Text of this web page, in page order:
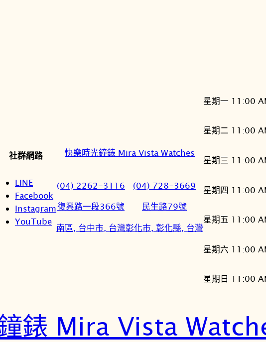
社群網路
LINE
Facebook
Instagram
YouTube
快樂時光鐘錶 Mira Vista Watches
(04) 2262-3116
復興路一段366號
南區, 台中市, 台灣
(04) 728-3669
民生路79號
彰化市, 彰化縣, 台灣
星期一 11:00
星期二 11:00
星期三 11:00
星期四 11:00
星期五 11:00
星期六 11:00
星期日 11:00
錶 Mira Vista